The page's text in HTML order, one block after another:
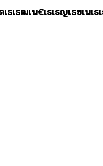
ธดเธเธฒเน€เธเธญเธฃเนเ